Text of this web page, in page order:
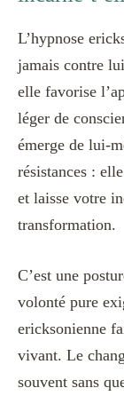
L’hypnose
jamais contre
elle favorise
léger de
émerge de lui-
résistances :
et laisse votre
transformation.
C’est une
volonté pure
ericksonienne
vivant. Le
souvent sans